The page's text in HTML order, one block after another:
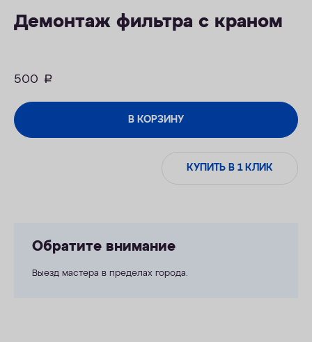
Демонтаж фильтра с краном
500 руб.
В КОРЗИНУ
КУПИТЬ В 1 КЛИК
Обратите внимание
Выезд мастера в пределах города.